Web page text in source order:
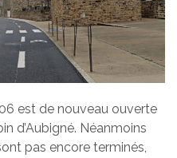
est de nouveau ouverte
d’Aubigné. Néanmoins
pas encore terminés,